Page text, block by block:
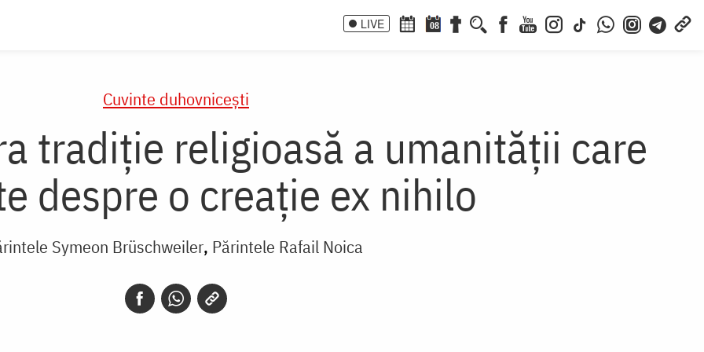
LIVE 08
Cuvinte duhovnicești
tradiție religioasă a umanității care
despre o creație ex nihilo
Symeon Brüschweiler Părintele Rafail Noica